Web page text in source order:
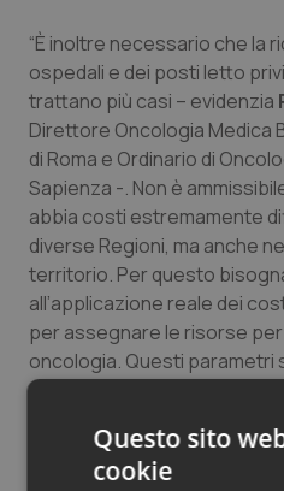
“È inoltre necessario che la
ospedali e dei posti letto
trattano più casi – evidenzia
Direttore Oncologia Medica
di Roma e Ordinario di
Sapienza -. Non è
abbia costi estremamente
diverse Regioni, ma anche
territorio. Per questo
all’applicazione reale dei
per assegnare le risorse
oncologia. Questi parametri
fondamentali per valutare
equità nella distribuzione
inoltre, di sapere se si
Questo sito
cookie